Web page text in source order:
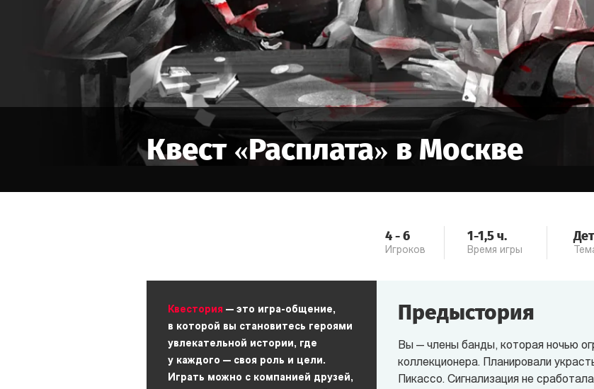
Квест «Расплата» вМоскве
4-6
Игроков
1-1,5ч.
Время игры
Квестория — это игра-общение,
в которой вы становитесь героями
увлекательной истории, где
у каждого — своя роль и цели.
Играть можно с компанией друзей,
Предыстория
Вы — члены банды, которая ночью
коллекционера. Планировали
Пикассо. Сигнализация не